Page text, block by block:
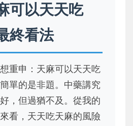
可以天天吃
終看法
重申：天麻可以天天吃
單的是非題。中藥講究
，但過猶不及。從我的
看，天天吃天麻的風險